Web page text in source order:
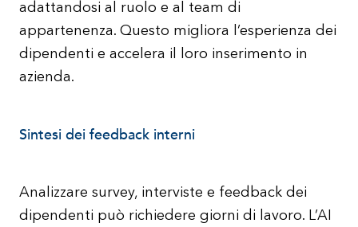
adattandosi al ruolo e al team di
appartenenza. Questo migliora l’esperienza dei
dipendenti e accelera il loro inserimento in
azienda.
Sintesi dei feedback interni
Analizzare survey, interviste e feedback dei
dipendenti può richiedere giorni di lavoro. L’AI